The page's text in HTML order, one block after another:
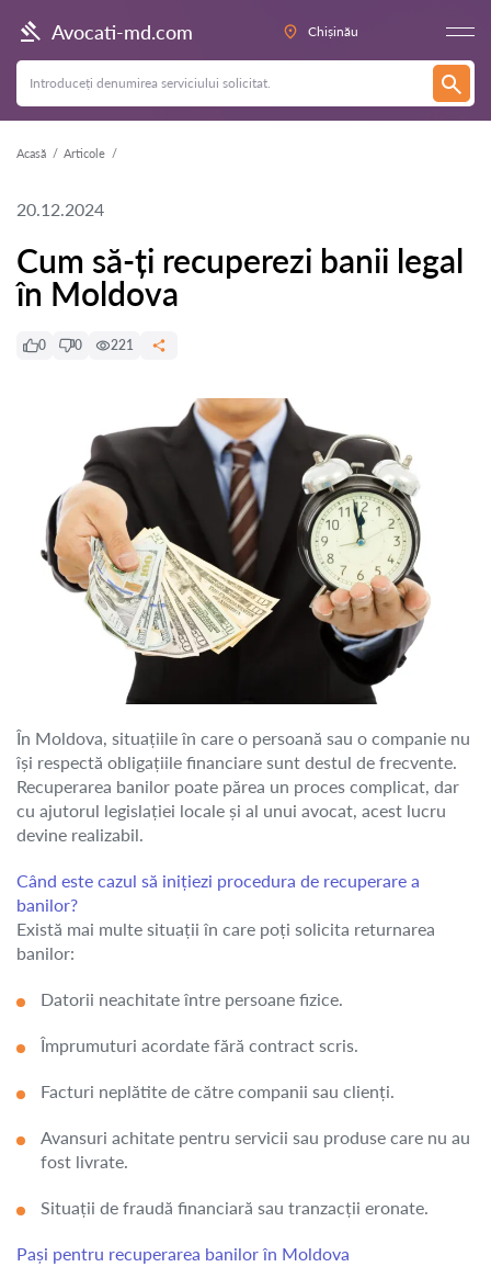
Avocati-md.com Chișinău
Acasă Articole
20.12.2024
Cum să-ți recuperezi banii legal
în Moldova
0 0 221
În Moldova, situațiile în care o persoană sau o companie nu
își respectă obligațiile financiare sunt destul de frecvente.
Recuperarea banilor poate părea un proces complicat, dar
cu ajutorul legislației locale și al unui avocat, acest lucru
devine realizabil.
Când este cazul să inițiezi procedura de recuperare a
banilor?
Există mai multe situații în care poți solicita returnarea
banilor:
Datorii neachitate între persoane fizice.
Împrumuturi acordate fără contract scris.
Facturi neplătite de către companii sau clienți.
Avansuri achitate pentru servicii sau produse care nu au
fost livrate.
Situații de fraudă financiară sau tranzacții eronate.
Pași pentru recuperarea banilor în Moldova